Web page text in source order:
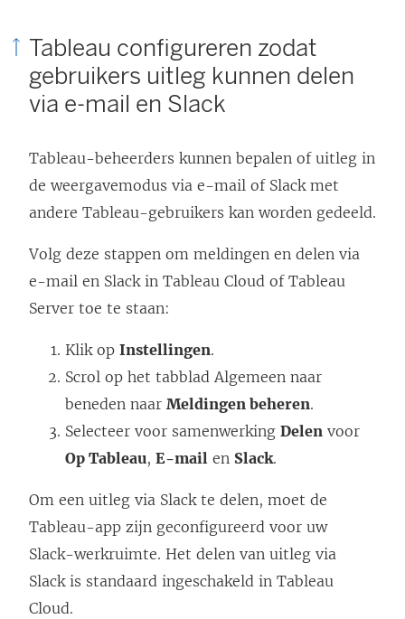
Tableau configureren zodat
gebruikers uitleg kunnen delen
via e-mail en Slack
Tableau-beheerders kunnen bepalen of uitleg in
de weergavemodus via e-mail of Slack met
andere Tableau-gebruikers kan worden gedeeld.
Volg deze stappen om meldingen en delen via
e-mail en Slack in Tableau Cloud of Tableau
Server toe te staan:
Klik op Instellingen.
Scrol op het tabblad Algemeen naar
beneden naar Meldingen beheren.
Selecteer voor samenwerking Delen voor
Op Tableau, E-mail en Slack.
Om een uitleg via Slack te delen, moet de
Tableau-app zijn geconfigureerd voor uw
Slack-werkruimte. Het delen van uitleg via
Slack is standaard ingeschakeld in Tableau
Cloud.